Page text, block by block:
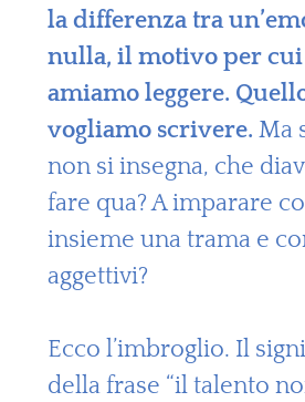
la differenza tra
nulla, il motivo per
amiamo leggere.
vogliamo scrivere. Ma
non si insegna, che
fare qua? A imparare
insieme una trama e
aggettivi?
Ecco l’imbroglio. Il
della frase “il talento